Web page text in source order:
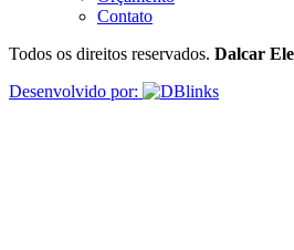
Contato
Todos os direitos reservados. Dalcar
Desenvolvido por: